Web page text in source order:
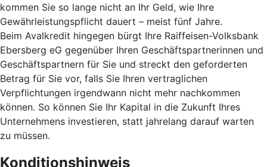
kommen Sie so lange nicht an Ihr Geld, wie Ihre
Gewährleistungspflicht dauert – meist fünf Jahre.
Beim Avalkredit hingegen bürgt Ihre Raiffeisen-Volksbank
Ebersberg eG gegenüber Ihren Geschäftspartnerinnen und
Geschäftspartnern für Sie und streckt den geforderten
Betrag für Sie vor, falls Sie Ihren vertraglichen
Verpflichtungen irgendwann nicht mehr nachkommen
können. So können Sie Ihr Kapital in die Zukunft Ihres
Unternehmens investieren, statt jahrelang darauf warten
zu müssen.
Konditionshinweis